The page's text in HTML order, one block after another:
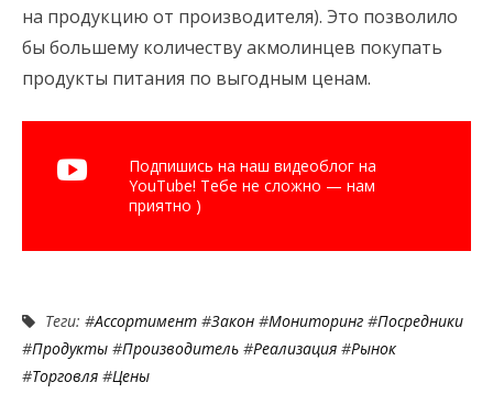
на продукцию от производителя). Это позволило
бы большему количеству акмолинцев покупать
продукты питания по выгодным ценам.
Подпишись на наш видеоблог на
YouTube! Тебе не сложно — нам
приятно )
Теги: #Ассортимент #Закон #Мониторинг #Посредники
#Продукты #Производитель #Реализация #Рынок
#Торговля #Цены